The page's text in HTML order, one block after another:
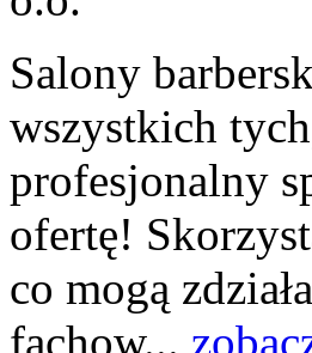
Salony
wszystkich
profesjonalny
ofertę!
co mogą
fachow...